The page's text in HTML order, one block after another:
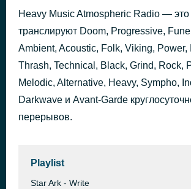
Une matinée d'hiver
Les Discrets
Of Angel Dust...
School of Emotional Engineering
Heavy Music Atmospheric Radio — это
транслируют Doom, Progressive,
Ambient, Acoustic, Folk, Viking, Power,
Thrash, Technical, Black, Grind, Rock,
Melodic, Alternative, Heavy, Sympho,
Darkwave и Avant-Garde
перерывов.
Playlist
Star Ark - Write